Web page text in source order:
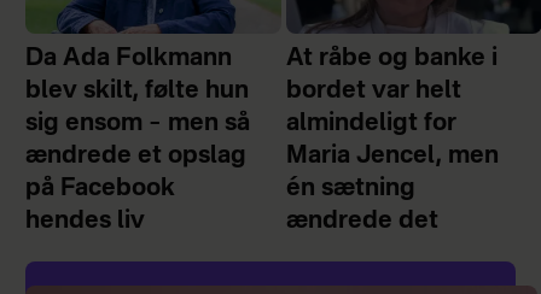
Da Ada Folkmann
blev skilt, følte hun
sig ensom – men så
ændrede et opslag
på Facebook
hendes liv
At råbe og banke i
bordet var helt
almindeligt for
Maria Jencel, men
én sætning
ændrede det